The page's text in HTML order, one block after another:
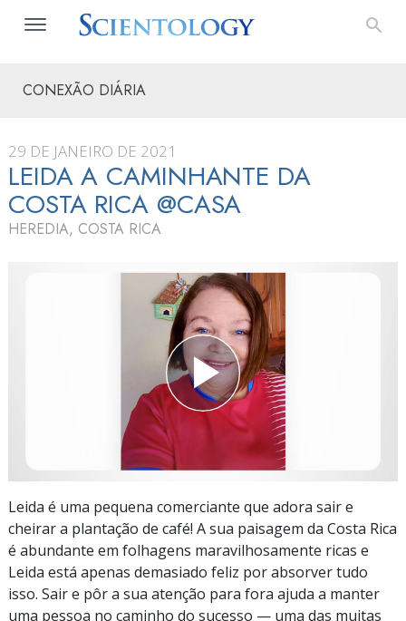
CONEXÃO DIÁRIA
29 DE JANEIRO DE 2021
LEIDA A CAMINHANTE DA
COSTA RICA @CASA
HEREDIA, COSTA RICA
Leida é uma pequena comerciante que adora sair e
cheirar a plantação de café! A sua paisagem da Costa Rica
é abundante em folhagens maravilhosamente ricas e
Leida está apenas demasiado feliz por absorver tudo
isso. Sair e pôr a sua atenção para fora ajuda a manter
uma pessoa no caminho do sucesso — uma das muitas